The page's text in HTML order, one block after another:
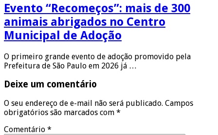
Evento “Recomeços”: mais de 300
animais abrigados no Centro
Municipal de Adoção
O primeiro grande evento de adoção promovido pela
Prefeitura de São Paulo em 2026 já …
Deixe um comentário
O seu endereço de e-mail não será publicado. Campos
obrigatórios são marcados com *
Comentário *